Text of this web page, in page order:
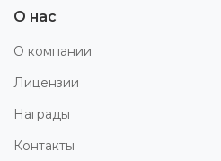
О нас
О компании
Лицензии
Награды
Контакты